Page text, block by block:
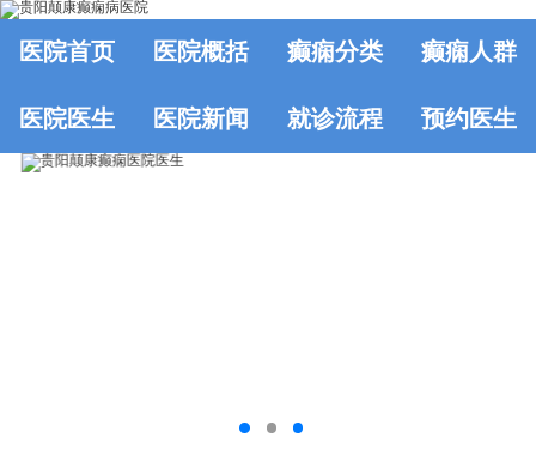
医院首页 医院概括 癫痫分类 癫痫人群
医院医生 医院新闻 就诊流程 预约医生